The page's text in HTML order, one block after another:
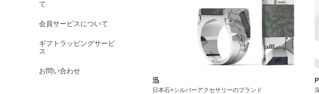
て
会員サービスについて
ギフトラッピングサービ
ス
お問い合わせ
迅
日本石×シルバーアクセサリーのブランド